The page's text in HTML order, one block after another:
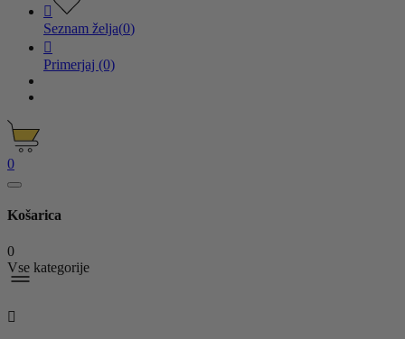

Seznam želja(0)

Primerjaj (0)
0
Košarica
0
Vse kategorije
